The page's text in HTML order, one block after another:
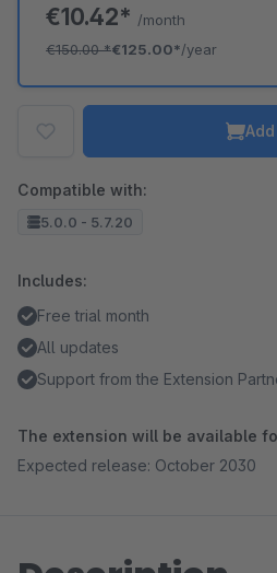
€10.42* /month
€150.00*€125.00*/year
Compatible with:
5.0.0 - 5.7.20
Includes:
Free trial month
All updates
Support from the Extension
The extension will be available
Expected release: October 2030